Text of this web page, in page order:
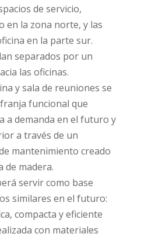
de servicio,
en la zona norte, y las
en la parte sur.
separados por un
las oficinas.
y sala de reuniones se
funcional que
a demanda en el futuro y
a través de un
mantenimiento creado
de madera.
servir como base
similares en el futuro:
compacta y eficiente
con materiales